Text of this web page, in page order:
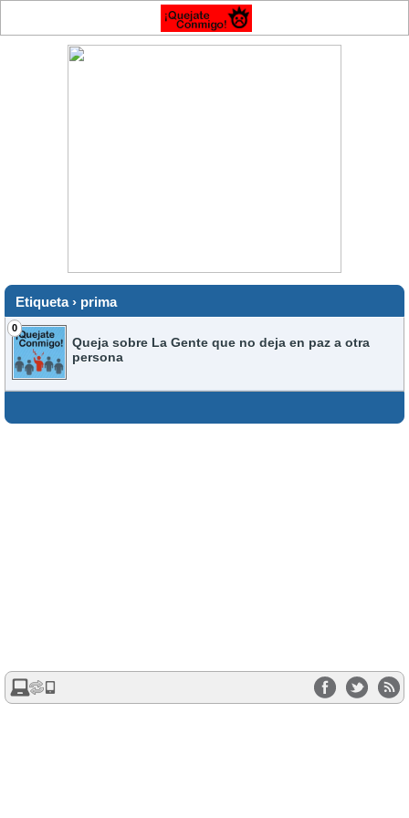
Etiqueta › prima
0
Queja sobre La Gente que no deja en paz a otra
persona